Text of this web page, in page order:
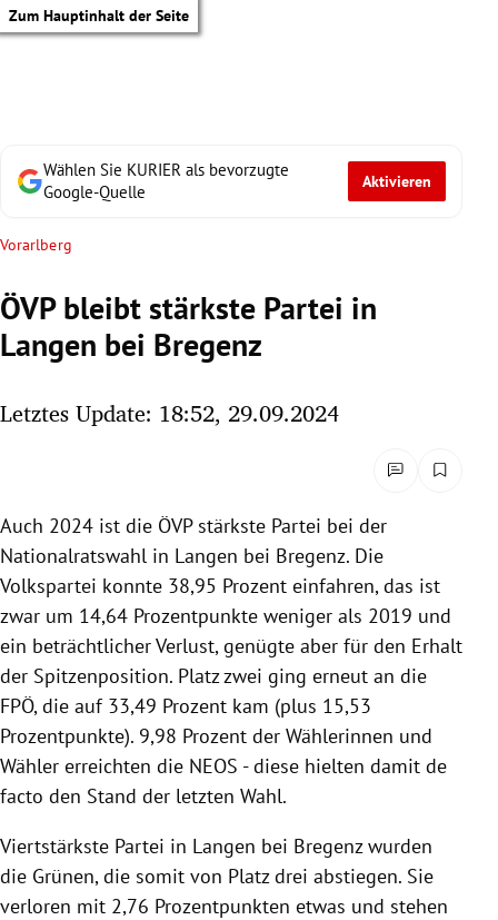
Zum Hauptinhalt der Seite
Untermenü
Untermenü
Untermenü
Untermenü
Untermenü
Untermenü
Untermenü
Untermenü
Wählen Sie KURIER als bevorzugte
Google-Quelle
Aktivieren
Vorarlberg
ÖVP bleibt stärkste Partei in
Langen bei Bregenz
Letztes Update: 18:52, 29.09.2024
Auch 2024 ist die ÖVP stärkste Partei bei der
Nationalratswahl in Langen bei Bregenz. Die
Volkspartei konnte 38,95 Prozent einfahren, das ist
zwar um 14,64 Prozentpunkte weniger als 2019 und
ein beträchtlicher Verlust, genügte aber für den Erhalt
der Spitzenposition. Platz zwei ging erneut an die
FPÖ, die auf 33,49 Prozent kam (plus 15,53
Prozentpunkte). 9,98 Prozent der Wählerinnen und
Wähler erreichten die NEOS - diese hielten damit de
facto den Stand der letzten Wahl.
Viertstärkste Partei in Langen bei Bregenz wurden
die Grünen, die somit von Platz drei abstiegen. Sie
verloren mit 2,76 Prozentpunkten etwas und stehen